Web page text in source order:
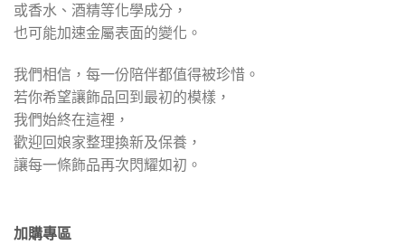
或香水、酒精等化學成分，
也可能加速金屬表面的變化。
我們相信，每一份陪伴都值得被珍惜。
若你希望讓飾品回到最初的模樣，
我們始終在這裡，
歡迎回娘家整理換新及保養，
讓每一條飾品再次閃耀如初。
加購專區